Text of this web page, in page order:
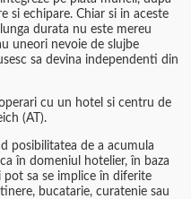
si echipare. Chiar si in aceste
durata nu este mereu
uneori nevoie de slujbe
sa devina independenti din
cu un hotel si centru de
(AT).
posibilitatea de a acumula
în domeniul hotelier, în baza
sa se implice în diferite
bucatarie, curatenie sau